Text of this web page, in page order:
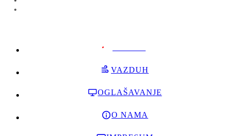
VAZDUH
OGLAŠAVANJE
O NAMA